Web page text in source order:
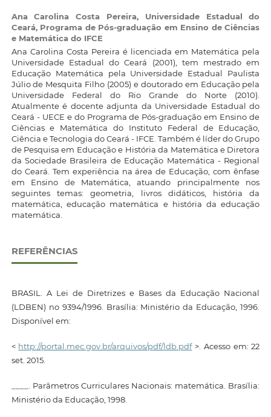
Ana Carolina Costa Pereira, Universidade Estadual do
Ceará, Programa de Pós-graduação em Ensino de Ciências
e Matemática do IFCE
Ana Carolina Costa Pereira é licenciada em Matemática pela
Universidade Estadual do Ceará (2001), tem mestrado em
Educação Matemática pela Universidade Estadual Paulista
Júlio de Mesquita Filho (2005) e doutorado em Educação pela
Universidade Federal do Rio Grande do Norte (2010).
Atualmente é docente adjunta da Universidade Estadual do
Ceará - UECE e do Programa de Pós-graduação em Ensino de
Ciências e Matemática do Instituto Federal de Educação,
Ciência e Tecnologia do Ceará - IFCE. Também é líder do Grupo
de Pesquisa em Educação e História da Matemática e Diretora
da Sociedade Brasileira de Educação Matemática - Regional
do Ceará. Tem experiência na área de Educação, com ênfase
em Ensino de Matemática, atuando principalmente nos
seguintes temas: geometria, livros didáticos, história da
matemática, educação matemática e história da educação
matemática.
REFERÊNCIAS
BRASIL. A Lei de Diretrizes e Bases da Educação Nacional
(LDBEN) no 9394/1996. Brasília: Ministério da Educação, 1996.
Disponível em:
< http://portal.mec.gov.br/arquivos/pdf/ldb.pdf>. Acesso em: 22
set. 2015.
____. Parâmetros Curriculares Nacionais: matemática. Brasília:
Ministério da Educação, 1998.